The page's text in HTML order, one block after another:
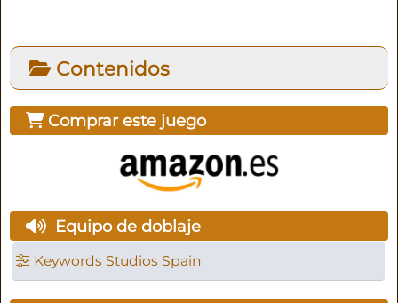
Contenidos
Comprar este juego
Equipo de doblaje
Keywords Studios Spain